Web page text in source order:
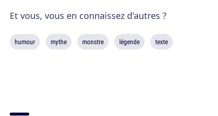
Et vous, vous en connaissez d'autres ?
humour mythe monstre légende texte